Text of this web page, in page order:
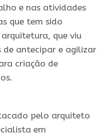
e nas atividades
que tem sido
que viu
de antecipar e agilizar
criação de
pelo arquiteto
em